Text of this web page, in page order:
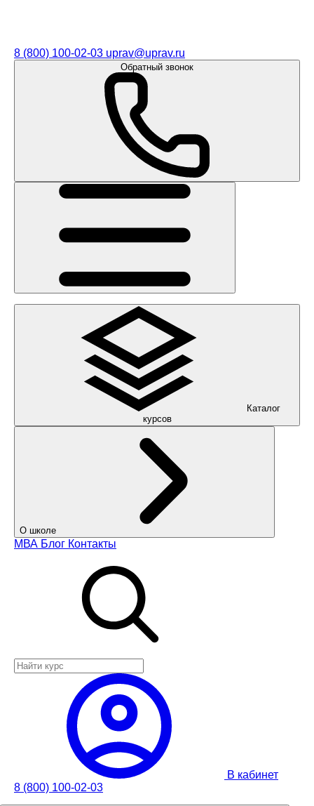
8 (800) 100-02-03 uprav@uprav.ru
Обратный звонок
Каталог
курсов
О школе
МВА Блог Контакты
В кабинет
8 (800) 100-02-03